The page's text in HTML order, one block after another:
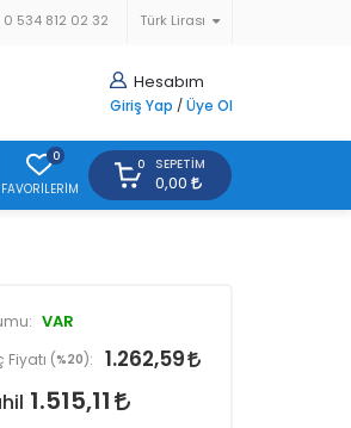
Türk Lirası
0 534 812 02 32
Hesabım
Giriş Yap / Üye Ol
0
FAVORILERIM
0 SEPETIM
0,00
VAR
Fiyatı (%20 ): 1.262,59
1.515,11